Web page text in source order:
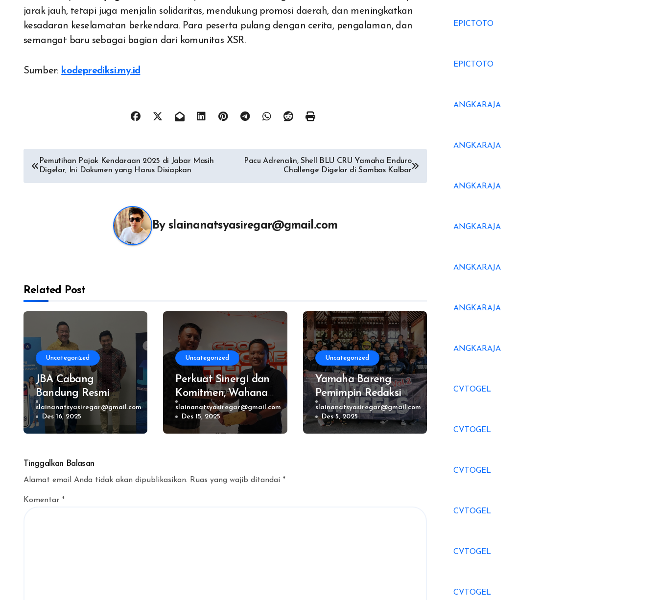
jarak jauh, tetapi juga menjalin solidaritas, mendukung promosi daerah, dan meningkatkan
kesadaran keselamatan berkendara. Para peserta pulang dengan cerita, pengalaman, dan
semangat baru sebagai bagian dari komunitas XSR.
Sumber: kodeprediksi.my.id
Navigasi
pos
Pemutihan Pajak Kendaraan 2025 di Jabar Masih
Digelar, Ini Dokumen yang Harus Disiapkan
Pacu Adrenalin, Shell BLU CRU Yamaha Enduro
Challenge Digelar di Sambas Kalbar
Byslainanatsyasiregar@gmail.com
Related Post
Uncategorized
JBA Cabang
Bandung Resmi
Dibuka, Bisa
Tampung Ratusan
Unit Mobil dan
slainanatsyasiregar@gmail.com
Des 16, 2025
Uncategorized
Perkuat Sinergi dan
Komitmen, Wahana
Honda Gelar
Customer Gathering
GSO Fleet 2025
slainanatsyasiregar@gmail.com
Des 15, 2025
Uncategorized
Yamaha Bareng
Pemimpin Redaksi
Ngegas MAXi &
Sport Eksplore Jalur
Ikonik Jawa Tengah
slainanatsyasiregar@gmail.com
Des 5, 2025
Tinggalkan Balasan
Alamat email Anda tidak akan dipublikasikan. Ruas yang wajib ditandai *
Komentar *
EPICTOTO
EPICTOTO
ANGKARAJA
ANGKARAJA
ANGKARAJA
ANGKARAJA
ANGKARAJA
ANGKARAJA
ANGKARAJA
CVTOGEL
CVTOGEL
CVTOGEL
CVTOGEL
CVTOGEL
CVTOGEL